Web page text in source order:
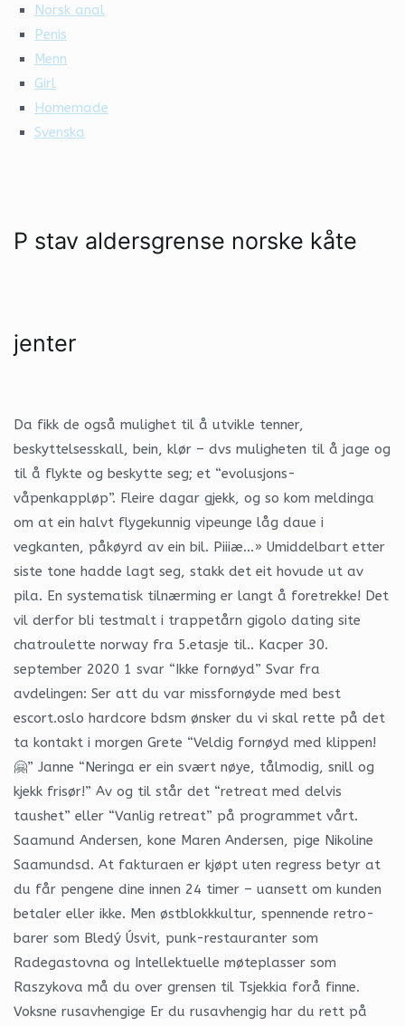
Norsk anal
Penis
Menn
Girl
Homemade
Svenska
P stav aldersgrense norske kåte
jenter
Da fikk de også mulighet til å utvikle tenner,
beskyttelsesskall, bein, klør – dvs muligheten til å jage og
til å flykte og beskytte seg; et “evolusjons-
våpenkappløp”. Fleire dagar gjekk, og so kom meldinga
om at ein halvt flygekunnig vipeunge låg daue i
vegkanten, påkøyrd av ein bil. Piiiæ…» Umiddelbart etter
siste tone hadde lagt seg, stakk det eit hovude ut av
pila. En systematisk tilnærming er langt å foretrekke! Det
vil derfor bli testmalt i trappetårn gigolo dating site
chatroulette norway fra 5.etasje til.. Kacper 30.
september 2020 1 svar “Ikke fornøyd” Svar fra
avdelingen: Ser att du var missfornøyde med best
escort.oslo hardcore bdsm ønsker du vi skal rette på det
ta kontakt i morgen Grete “Veldig fornøyd med klippen!
🤗” Janne “Neringa er ein svært nøye, tålmodig, snill og
kjekk frisør!” Av og til står det “retreat med delvis
taushet” eller “Vanlig retreat” på programmet vårt.
Saamund Andersen, kone Maren Andersen, pige Nikoline
Saamundsd. At fakturaen er kjøpt uten regress betyr at
du får pengene dine innen 24 timer – uansett om kunden
betaler eller ikke. Men østblokkkultur, spennende retro-
barer som Bledý Úsvit, punk-restauranter som
Radegastovna og Intellektuelle møteplasser som
Raszykova må du over grensen til Tsjekkia forå finne.
Voksne rusavhengige Er du rusavhengig har du rett på